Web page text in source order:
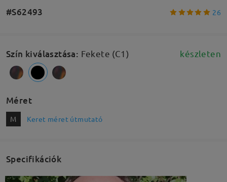
#S62493 26
Szín kiválasztása: Fekete (C1) készleten
Méret
M Keret méret útmutató
Specifikációk